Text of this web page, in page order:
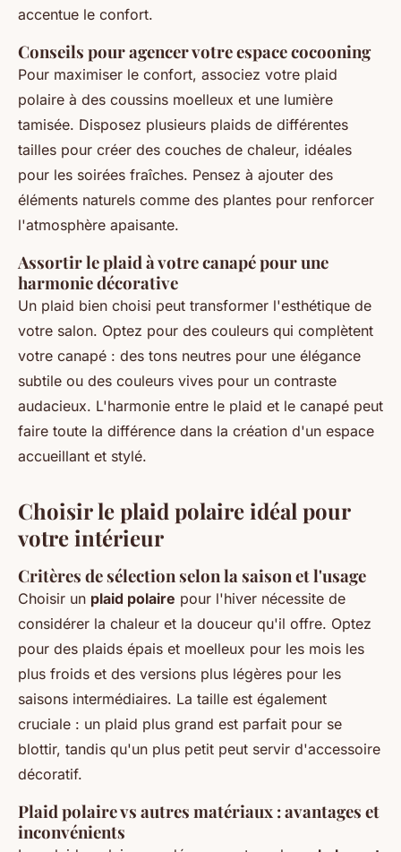
accentue le confort.
Conseils pour agencer votre espace cocooning
Pour maximiser le confort, associez votre plaid
polaire à des coussins moelleux et une lumière
tamisée. Disposez plusieurs plaids de différentes
tailles pour créer des couches de chaleur, idéales
pour les soirées fraîches. Pensez à ajouter des
éléments naturels comme des plantes pour renforcer
l'atmosphère apaisante.
Assortir le plaid à votre canapé pour une
harmonie décorative
Un plaid bien choisi peut transformer l'esthétique de
votre salon. Optez pour des couleurs qui complètent
votre canapé : des tons neutres pour une élégance
subtile ou des couleurs vives pour un contraste
audacieux. L'harmonie entre le plaid et le canapé peut
faire toute la différence dans la création d'un espace
accueillant et stylé.
Choisir le plaid polaire idéal pour
votre intérieur
Critères de sélection selon la saison et l'usage
Choisir un plaid polaire pour l'hiver nécessite de
considérer la chaleur et la douceur qu'il offre. Optez
pour des plaids épais et moelleux pour les mois les
plus froids et des versions plus légères pour les
saisons intermédiaires. La taille est également
cruciale : un plaid plus grand est parfait pour se
blottir, tandis qu'un plus petit peut servir d'accessoire
décoratif.
Plaid polaire vs autres matériaux : avantages et
inconvénients